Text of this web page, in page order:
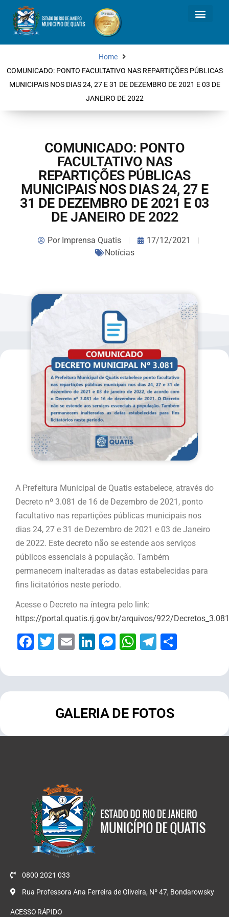
Home
COMUNICADO: PONTO FACULTATIVO NAS REPARTIÇÕES PÚBLICAS
MUNICIPAIS NOS DIAS 24, 27 E 31 DE DEZEMBRO DE 2021 E 03 DE
JANEIRO DE 2022
COMUNICADO: PONTO
FACULTATIVO NAS
REPARTIÇÕES PÚBLICAS
MUNICIPAIS NOS DIAS 24, 27 E
31 DE DEZEMBRO DE 2021 E 03
DE JANEIRO DE 2022
PorImprensa Quatis
17/12/2021
Notícias
A Prefeitura Municipal de Quatis estabelece, através do
Decreto nº 3.081 de 16 de Dezembro de 2021, ponto
facultativo nas repartições públicas municipais nos
dias 24, 27 e 31 de Dezembro de 2021 e 03 de Janeiro
de 2022. Este decreto não se estende aos serviços
públicos essenciais à população. Também
permanecem inalteradas as datas estabelecidas para
fins licitatórios neste período.
Acesse o Decreto na íntegra pelo link:
https://portal.quatis.rj.gov.br/arquivos/922/
Facebook
Twitter
EmailLinkedIn
Messenger
WhatsApp
Telegram
GALERIA DE FOTOS
0800 2021 033
Rua Professora Ana Ferreira de Oliveira, Nº 47, Bondarowsky
ACESSO RÁPIDO